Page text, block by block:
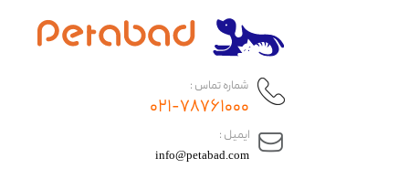
​ایمیل :
info@petabad.com
شماره تماس :
۰۲۱-۷۸۷۶۱۰۰۰